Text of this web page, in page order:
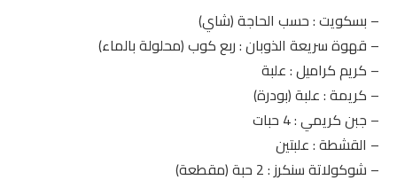
– بسكويت : حسب الحاجة (شاي)
– قهوة سريعة الذوبان : ربع كوب (محلولة بالماء)
– كريم كراميل : علبة
– كريمة : علبة (بودرة)
– جبن كريمي : 4 حبات
– القشطة : علبتين
– شوكولاتة سنكرز : 2 حبة (مقطعة)